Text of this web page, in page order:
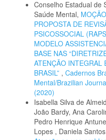
Conselho Estadual de
Saúde Mental,
PROPOSTA DE
PSICOSSOCIAL
MODELO
BASE NAS
ATENÇÃO INTEGRAL
BRASIL” , Cadernos
Mental/Brazilian
(2020)
Isabella Silva de
João Bardy, Ana
Pedro Henrique
Lopes , Daniela